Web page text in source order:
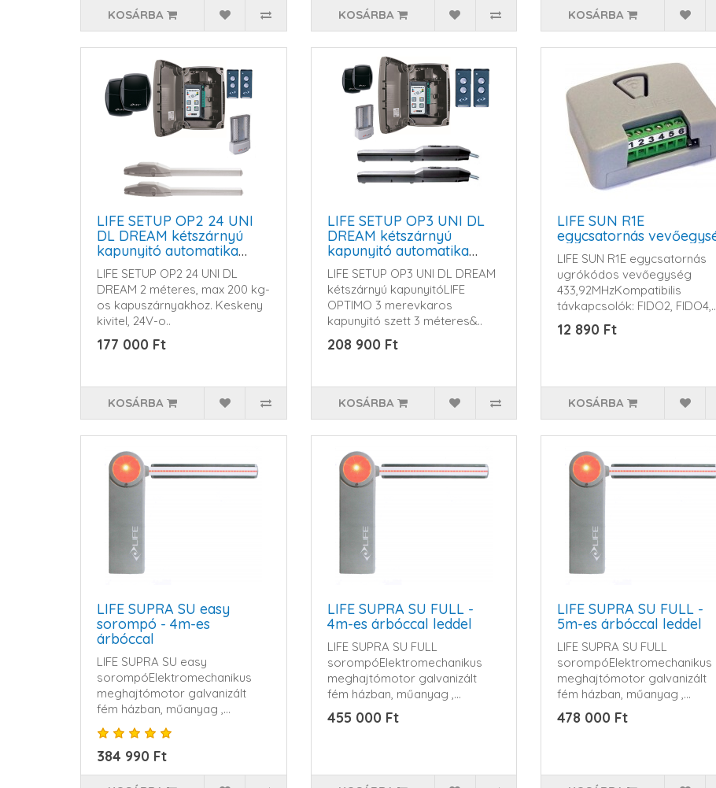
KOSÁRBA KOSÁRBA KOSÁRBA
LIFE SETUP OP2 24 UNI
DL DREAM kétszárnyú
kapunyitó automatika
szett
LIFE SETUP OP2 24 UNI DL
DREAM 2 méteres, max 200 kg-
os kapuszárnyakhoz. Keskeny
kivitel, 24V-o..
177 000 Ft
KOSÁRBA
LIFE SETUP OP3 UNI DL
DREAM kétszárnyú
kapunyitó automatika
szett
LIFE SETUP OP3 UNI DL DREAM
kétszárnyú kapunyitó LIFE
OPTIMO 3 merevkaros
kapunyitó szett 3 méteres&..
208 900 Ft
KOSÁRBA
LIFE SUN R1E
egycsatornás
LIFE SUN R1E egycsatornás
ugrókódos vevőegység
433,92MHzKompatibilis
távkapcsolók: FIDO2, FIDO4,
DRE..
12 890 Ft
KOSÁRBA
LIFE SUPRA SU easy
sorompó - 4m-es
árbóccal
LIFE SUPRA SU easy
sorompóElektromechanikus
meghajtómotor galvanizált
fém házban, műanyag ,
ütésálló..
384 990 Ft
LIFE SUPRA SU FULL -
4m-es árbóccal leddel
LIFE SUPRA SU FULL
sorompóElektromechanikus
meghajtómotor galvanizált
fém házban, műanyag ,
ütésálló..
455 000 Ft
LIFE SUPRA SU FULL -
5m-es árbóccal leddel
LIFE SUPRA SU FULL
sorompóElektromechanikus
meghajtómotor galvanizált
fém házban, műanyag ,
ütésálló..
478 000 Ft